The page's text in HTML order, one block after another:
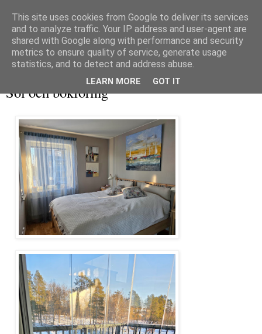
Sol och bokföring
This site uses cookies from Google to deliver its services
and to analyze traffic. Your IP address and user-agent are
shared with Google along with performance and security
metrics to ensure quality of service, generate usage
statistics, and to detect and address abuse.
LEARN MORE GOT IT